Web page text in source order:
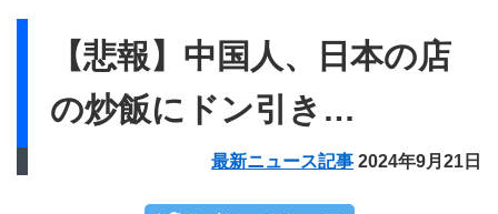
【悲報】中国人、日本の店
の炒飯にドン引き…
最新ニュース記事 2024年9月21日